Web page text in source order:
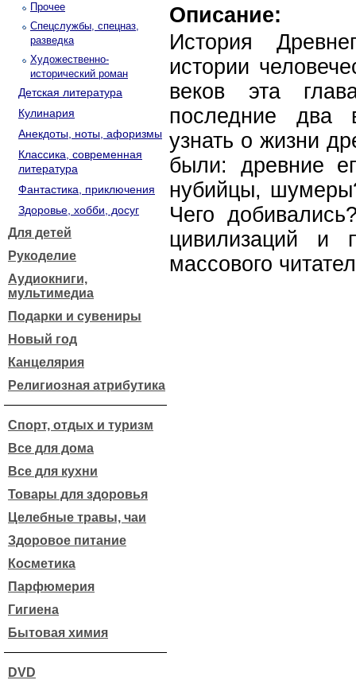
Прочее
Спецслужбы, спецназ,
разведка
Художественно-
исторический роман
Детская литература
Кулинария
Анекдоты, ноты, афоризмы
Классика, современная
литература
Фантастика, приключения
Здоровье, хобби, досуг
Для детей
Рукоделие
Аудиокниги,
мультимедиа
Подарки и сувениры
Новый год
Канцелярия
Религиозная атрибутика
Спорт, отдых и туризм
Все для дома
Все для кухни
Товары для здоровья
Целебные травы, чаи
Здоровое питание
Косметика
Парфюмерия
Гигиена
Бытовая химия
DVD
Описание:
История
истории
веков эта
последние два
узнать о жизни
были: древние
нубийцы,
Чего
цивилизаций и
массового